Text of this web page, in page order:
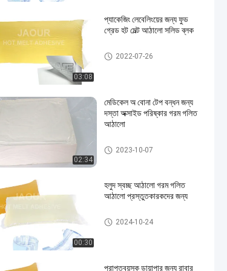
03:08
প্যাকেজিং লেবেলিংয়ের জন্য ফুড
গ্রেড হট মেল্ট আঠালো সলিড ব্লক
গরম গলানো আঠালো
2022-07-26
02:34
মেডিকেল অ বোনা টেপ বন্ধন জন্য
দস্তা অক্সাইড পরিষ্কার গরম গলিত
আঠালো
গরম গলানো আঠালো
2023-10-07
00:30
হলুদ স্বচ্ছ আঠালো গরম গলিত
আঠালো প্রস্তুতকারকদের জন্য
গরম গলানো আঠালো
2024-10-24
প্রাপ্তবয়স্ক ডায়াপার জন্য রাবার